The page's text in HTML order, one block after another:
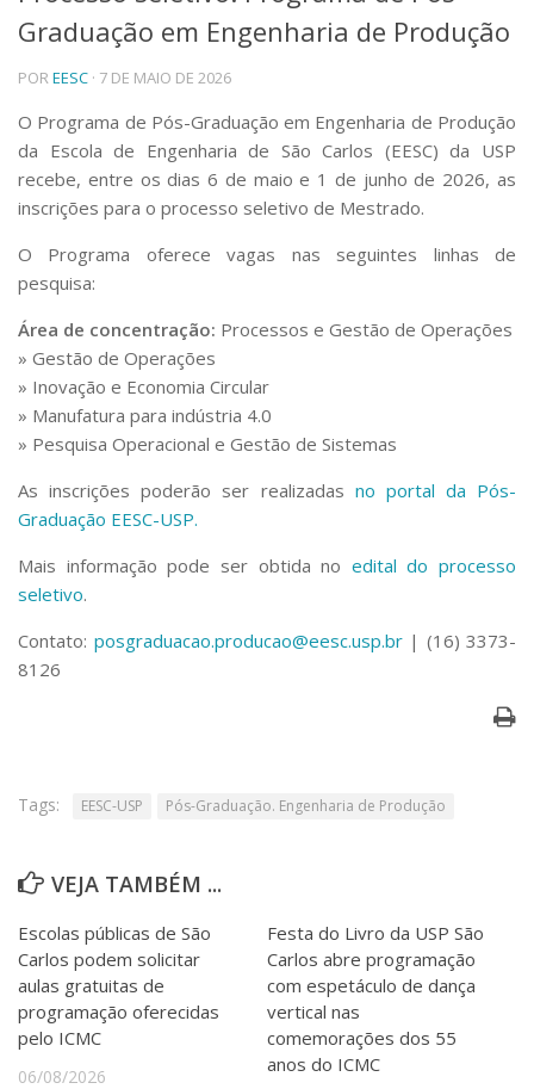
Telefones e Mapas
Pessoas
Ensino
Graduação
Pós-Graduação
Educação a distância
Cursos de Extensão
Linhas de Pesquisa
Centros, Núcleos e Projetos em Rede
Iniciação Científica
Transferência de Tecnologia
Empresas Juniores
Extensão à Comunidade
Projetos, Programas e Cursos
Artes, Cultura e Esportes
Museus e Espaços Interativos
Bibliotecas
Apoio ao Estudante
Segurança, Trânsito e Prevenção
RH, Administrativo e Financeiro
Jornal da USP
Graduação em Engenharia de Produção
POREESC · 7 DE MAIO DE 2026
O Programa de Pós-Graduação em Engenharia de Produção
da Escola de Engenharia de São Carlos (EESC) da USP
recebe, entre os dias 6 de maio e 1 de junho de 2026, as
inscrições para o processo seletivo de Mestrado.
O Programa oferece vagas nas seguintes linhas de
pesquisa:
Área de concentração: Processos e Gestão de Operações
» Gestão de Operações
» Inovação e Economia Circular
» Manufatura para indústria 4.0
» Pesquisa Operacional e Gestão de Sistemas
As inscrições poderão ser realizadas no portal da Pós-
Graduação EESC-USP.
Mais informação pode ser obtida no edital do processo
seletivo.
Contato: posgraduacao.producao@eesc.usp.br| (16) 3373-
8126
Tags: EESC-USP Pós-Graduação. Engenharia de Produção
VEJA TAMBÉM ...
Escolas públicas de São
Carlos podem solicitar
aulas gratuitas de
programação oferecidas
pelo ICMC
06/08/2026
Festa do Livro da USP São
Carlos abre programação
com espetáculo de dança
vertical nas
comemorações dos 55
anos do ICMC